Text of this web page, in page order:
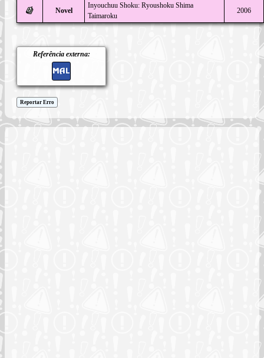
Novel
Inyouchuu Shoku: Ryoushoku Shima
Taimaroku
2006
Referência externa:
Reportar Erro